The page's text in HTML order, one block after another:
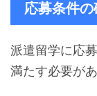
応募条件
派遣留学に応
満たす必要が